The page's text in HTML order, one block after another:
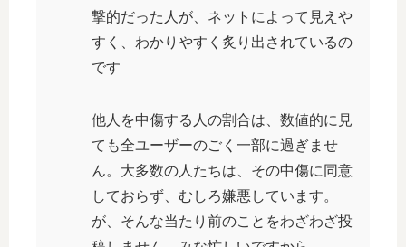
撃的だった人が、ネットによって見えや
すく、わかりやすく炙り出されているの
です
他人を中傷する人の割合は、数値的に見
ても全ユーザーのごく一部に過ぎませ
ん。大多数の人たちは、その中傷に同意
しておらず、むしろ嫌悪しています。
が、そんな当たり前のことをわざわざ投